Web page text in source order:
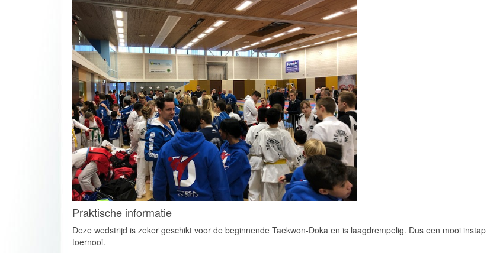
Praktische informatie
Deze wedstrijd is zeker geschikt voor de beginnende Taekwon-Doka en is laagdrempelig. Dus een mooi instap
toernooi.